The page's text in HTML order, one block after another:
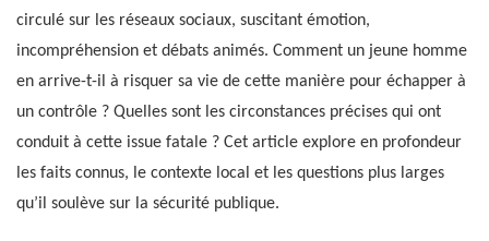
circulé sur les réseaux sociaux, suscitant émotion,
incompréhension et débats animés. Comment un jeune homme
en arrive-t-il à risquer sa vie de cette manière pour échapper à
un contrôle ? Quelles sont les circonstances précises qui ont
conduit à cette issue fatale ? Cet article explore en profondeur
les faits connus, le contexte local et les questions plus larges
qu’il soulève sur la sécurité publique.